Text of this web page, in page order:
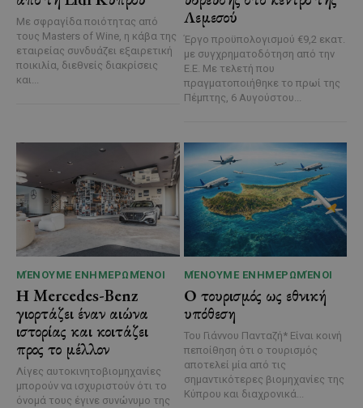
Με σφραγίδα ποιότητας από
τους Masters of Wine, η κάβα της
εταιρείας συνδυάζει εξαιρετική
ποικιλία, διεθνείς διακρίσεις
και...
Λεμεσού
Έργο προϋπολογισμού €9,2 εκατ.
με συγχρηματοδότηση από την
Ε.Ε. Με τελετή που
πραγματοποιήθηκε το πρωί της
Πέμπτης, 6 Αυγούστου...
ΜΈΝΟΥΜΕ ΕΝΗΜΕΡΩΜΈΝΟΙ
Η Mercedes-Benz
γιορτάζει έναν αιώνα
ιστορίας και κοιτάζει
προς το μέλλον
Λίγες αυτοκινητοβιομηχανίες
μπορούν να ισχυριστούν ότι το
όνομά τους έγινε συνώνυμο της
ΜΈΝΟΥΜΕ ΕΝΗΜΕΡΩΜΈΝΟΙ
Ο τουρισμός ως εθνική
υπόθεση
Του Γιάννου Πανταζή* Είναι κοινή
πεποίθηση ότι ο τουρισμός
αποτελεί μία από τις
σημαντικότερες βιομηχανίες της
Κύπρου και διαχρονικά...